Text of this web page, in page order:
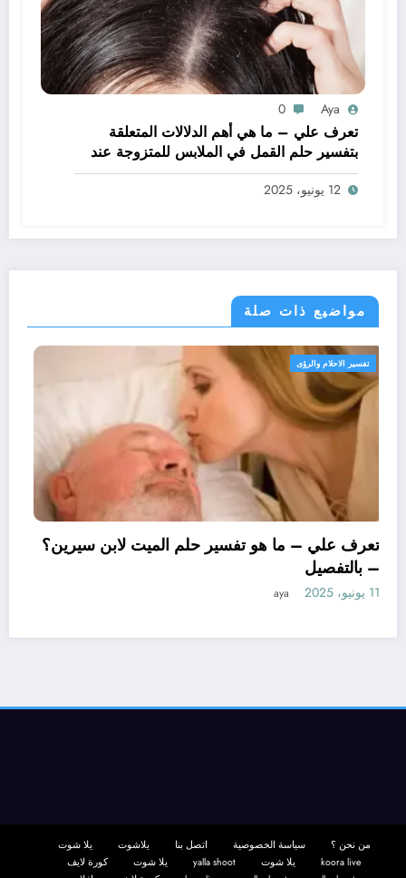
Aya
0
تعرف علي – ما هي أهم الدلالات المتعلقة
بتفسير حلم القمل في الملابس للمتزوجة عند
ابن سيرين؟ – بالتفصيل
12 يونيو، 2025
مواضيع ذات صلة
تفسير الاحلام والرؤى
تعرف علي – ما هو تفسير حلم الميت لابن
11 يونيو، 2025 حلم
من نحن ؟ سياسة الخصوصية اتصل بنا يلاشوت
يلا شوت